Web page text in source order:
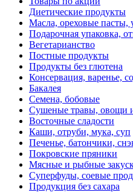
Диетические продукты
Масла, ореховые пасты,
Подарочная упаковка,
Вегетарианство
Постные продукты
Продукты без глютена
Консервация, варенье,
Бакалея
Семена, бобовые
Сушеные травы, овощи
Восточные сладости
Каши, отруби, мука, суп
Печенье, батончики,
Покровские пряники
Мясные и рыбные
Суперфуды, соевые
Продукция без сахара